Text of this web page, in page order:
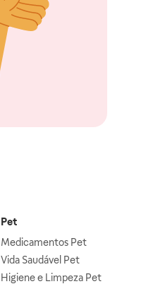
Pet
Medicamentos Pet
Vida Saudável Pet
Higiene e Limpeza Pet